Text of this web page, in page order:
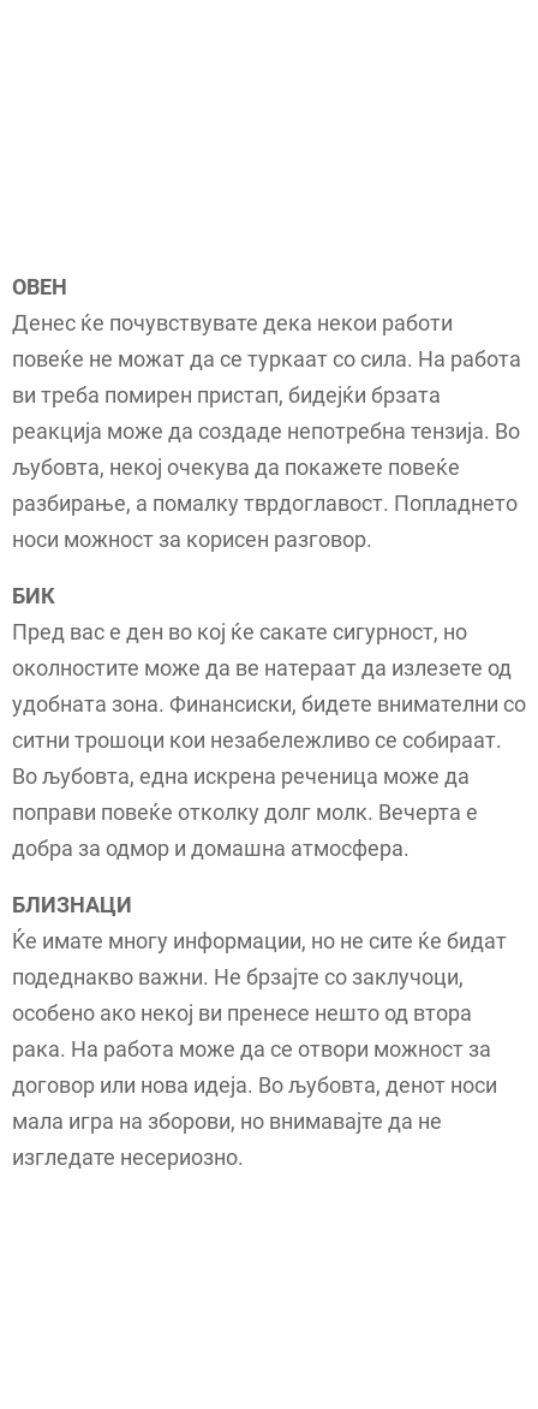
ОВЕН
Денес ќе почувствувате дека некои работи
повеќе не можат да се туркаат со сила. На работа
ви треба помирен пристап, бидејќи брзата
реакција може да создаде непотребна тензија. Во
љубовта, некој очекува да покажете повеќе
разбирање, а помалку тврдоглавост. Попладнето
носи можност за корисен разговор.
БИК
Пред вас е ден во кој ќе сакате сигурност, но
околностите може да ве натераат да излезете од
удобната зона. Финансиски, бидете внимателни со
ситни трошоци кои незабележливо се собираат.
Во љубовта, една искрена реченица може да
поправи повеќе отколку долг молк. Вечерта е
добра за одмор и домашна атмосфера.
БЛИЗНАЦИ
Ќе имате многу информации, но не сите ќе бидат
подеднакво важни. Не брзајте со заклучоци,
особено ако некој ви пренесе нешто од втора
рака. На работа може да се отвори можност за
договор или нова идеја. Во љубовта, денот носи
мала игра на зборови, но внимавајте да не
изгледате несериозно.